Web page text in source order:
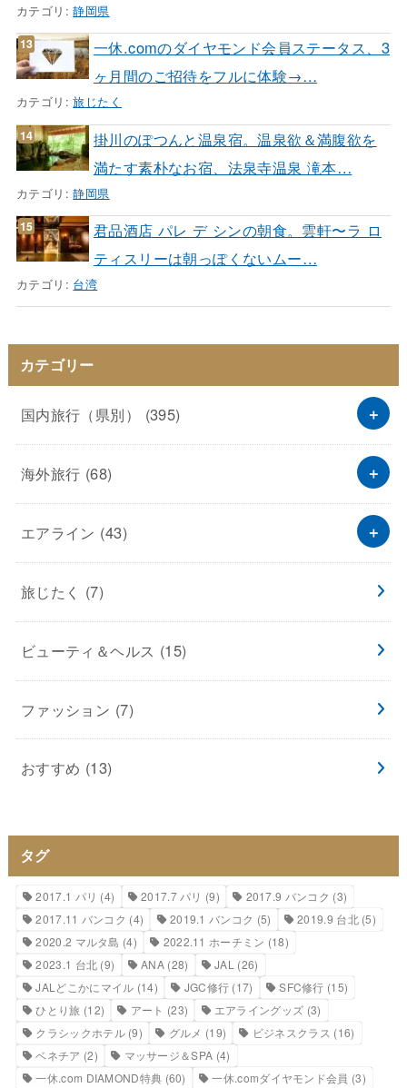
カテゴリ:静岡県
一休.comのダイヤモンド会員ステータス、3
ヶ月間のご招待をフルに体験→…
カテゴリ:旅じたく
掛川のぽつんと温泉宿。温泉欲＆満腹欲を
満たす素朴なお宿、法泉寺温泉 滝本…
カテゴリ:静岡県
君品酒店 パレ デ シンの朝食。雲軒〜ラ ロ
ティスリーは朝っぽくないムー…
カテゴリ: 台湾
カテゴリー
国内旅行（県別） (395)
海外旅行 (68)
エアライン (43)
旅じたく (7)
ビューティ＆ヘルス (15)
ファッション (7)
おすすめ (13)
タグ
2017.1 パリ (4) 2017.7 パリ (9) 2017.9 バンコク (3)
2017.11 バンコク (4) 2019.1 バンコク (5) 2019.9 台北(5)
2020.2 マルタ島 (4) 2022.11 ホーチミン (18)
2023.1 台北 (9) ANA(28) JAL (26)
JALどこかにマイル (14) JGC修行 (17) SFC修行 (15)
ひとり旅 (12) アート (23) エアライングッズ (3)
クラシックホテル(9) グルメ (19) ビジネスクラス (16)
ベネチア (2) マッサージ＆SPA (4)
一休.com DIAMOND特典 (60) 一休.comダイヤモンド会員 (3)